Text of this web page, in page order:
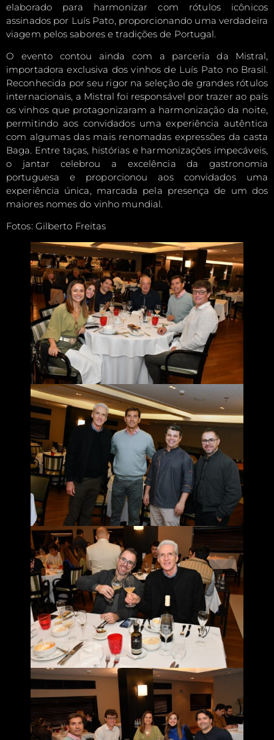
elaborado para harmonizar com rótulos icônicos
assinados por Luís Pato, proporcionando uma verdadeira
viagem pelos sabores e tradições de Portugal.
O evento contou ainda com a parceria da Mistral,
importadora exclusiva dos vinhos de Luís Pato no Brasil.
Reconhecida por seu rigor na seleção de grandes rótulos
internacionais, a Mistral foi responsável por trazer ao país
os vinhos que protagonizaram a harmonização da noite,
permitindo aos convidados uma experiência autêntica
com algumas das mais renomadas expressões da casta
Baga. Entre taças, histórias e harmonizações impecáveis,
o jantar celebrou a excelência da gastronomia
portuguesa e proporcionou aos convidados uma
experiência única, marcada pela presença de um dos
maiores nomes do vinho mundial.
Fotos: Gilberto Freitas